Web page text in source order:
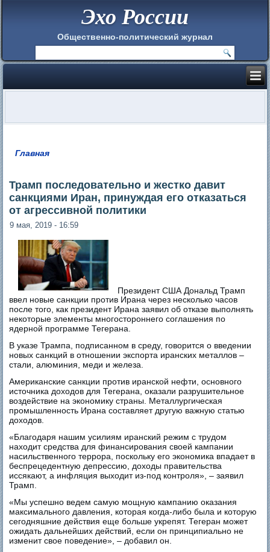
Эхо России
Общественно-политический журнал
Главная
Трамп последовательно и жестко давит
санкциями Иран, принуждая его отказаться
от агрессивной политики
9 мая, 2019 - 16:59
Президент США Дональд Трамп
ввел новые санкции против Ирана через несколько часов
после того, как президент Ирана заявил об отказе выполнять
некоторые элементы многостороннего соглашения по
ядерной программе Тегерана.
В указе Трампа, подписанном в среду, говорится о введении
новых санкций в отношении экспорта иранских металлов –
стали, алюминия, меди и железа.
Американские санкции против иранской нефти, основного
источника доходов для Тегерана, оказали разрушительное
воздействие на экономику страны. Металлургическая
промышленность Ирана составляет другую важную статью
доходов.
«Благодаря нашим усилиям иранский режим с трудом
находит средства для финансирования своей кампании
насильственного террора, поскольку его экономика впадает в
беспрецедентную депрессию, доходы правительства
иссякают, а инфляция выходит из-под контроля», – заявил
Трамп.
«Мы успешно ведем самую мощную кампанию оказания
максимального давления, которая когда-либо была и которую
сегодняшние действия еще больше укрепят. Тегеран может
ожидать дальнейших действий, если он принципиально не
изменит свое поведение», – добавил он.